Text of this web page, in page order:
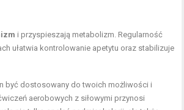
i przyspieszają metabolizm. Regularność
ułatwia kontrolowanie apetytu oraz stabilizuje
być dostosowany do twoich możliwości i
aerobowych z siłowymi przynosi